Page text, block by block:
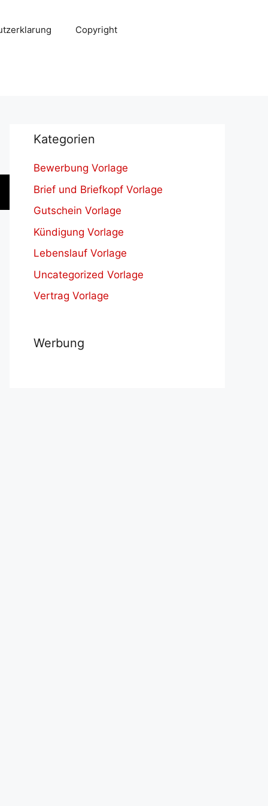
Copyright
Kategorien
Bewerbung Vorlage
Brief und Briefkopf Vorlage
Gutschein Vorlage
Kündigung Vorlage
Lebenslauf Vorlage
Uncategorized Vorlage
Vertrag Vorlage
Werbung